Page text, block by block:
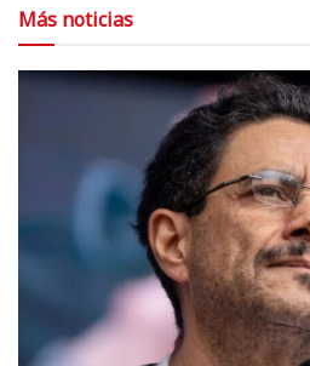
Más noticias